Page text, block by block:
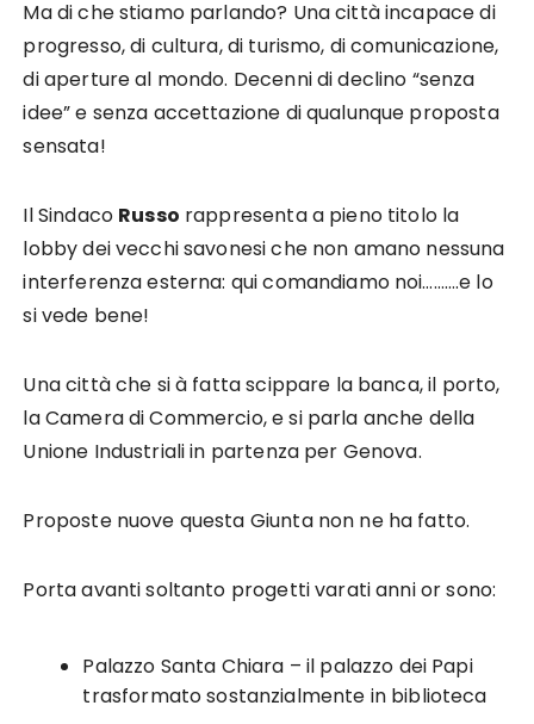
Ma di che stiamo parlando? Una città incapace di
progresso, di cultura, di turismo, di comunicazione,
di aperture al mondo. Decenni di declino “senza
idee” e senza accettazione di qualunque proposta
sensata!
Il Sindaco Russo rappresenta a pieno titolo la
lobby dei vecchi savonesi che non amano nessuna
interferenza esterna: qui comandiamo noi……….e lo
si vede bene!
Una città che si à fatta scippare la banca, il porto,
la Camera di Commercio, e si parla anche della
Unione Industriali in partenza per Genova.
Proposte nuove questa Giunta non ne ha fatto.
Porta avanti soltanto progetti varati anni or sono:
Palazzo Santa Chiara – il palazzo dei Papi
trasformato sostanzialmente in biblioteca